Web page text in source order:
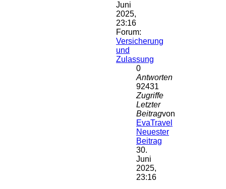
Juni
2025,
23:16
Forum:
Versicherung
und
Zulassung
0
Antworten
92431
Zugriffe
Letzter
Beitragvon
EvaTravel
Neuester
Beitrag
30.
Juni
2025,
23:16